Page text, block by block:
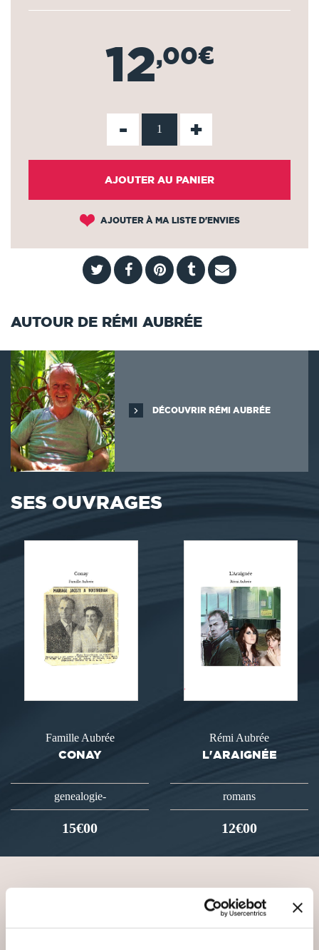
12,00€
- +
AJOUTER AU PANIER
AJOUTER À MA LISTE D'ENVIES
AUTOUR DE RÉMI AUBRÉE
DÉCOUVRIR RÉMI AUBRÉE
SES OUVRAGES
Famille Aubrée
CONAY
genealogie-
15€00
Rémi Aubrée
L'ARAIGNÉE
romans
12€00
VOUS AIMEREZ AUSSI